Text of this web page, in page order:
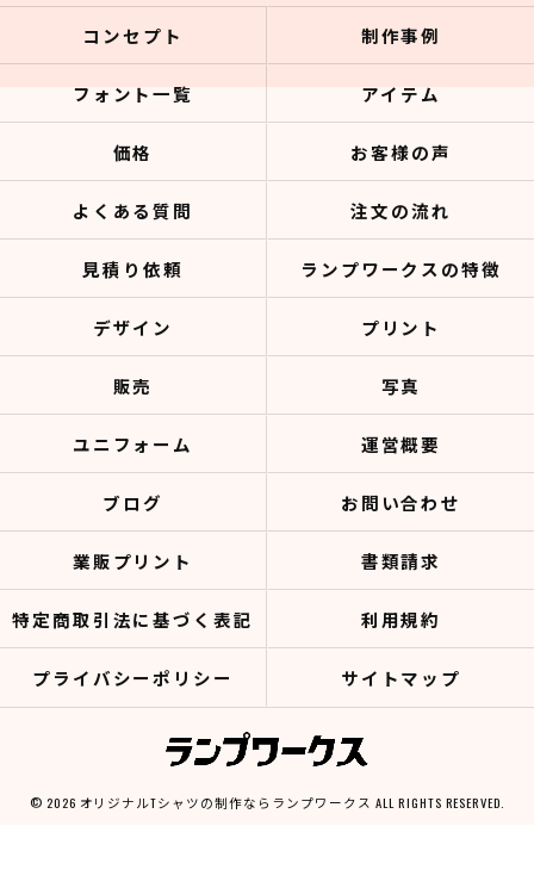
コンセプト 制作事例
フォント一覧 アイテム
価格 お客様の声
よくある質問 注文の流れ
見積り依頼 ランプワークスの特徴
デザイン プリント
販売 写真
ユニフォーム 運営概要
ブログ お問い合わせ
業販プリント 書類請求
特定商取引法に基づく表記 利用規約
プライバシーポリシー サイトマップ
© 2026 オリジナルTシャツの制作ならランプワークス ALL RIGHTS RESERVED.